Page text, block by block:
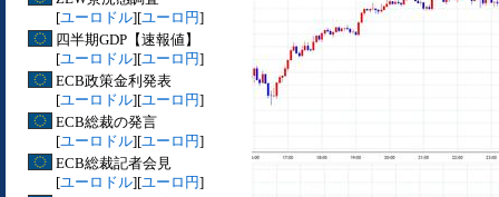
[ユーロドル][ユーロ円]
四半期GDP【速報値】
[ユーロドル][ユーロ円]
ECB政策金利発表
[ユーロドル][ユーロ円]
ECB総裁の発言
[ユーロドル][ユーロ円]
ECB総裁記者会見
[ユーロドル][ユーロ円]